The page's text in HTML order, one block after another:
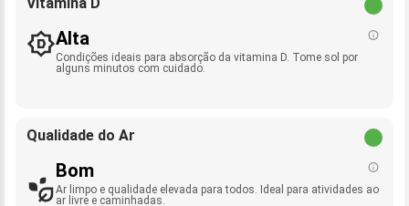
Alta
Condições ideais para absorção da vitamina D. Tome sol por
alguns minutos com cuidado.
Qualidade do Ar
Bom
Ar limpo e qualidade elevada para todos. Ideal para atividades ao
ar livre e caminhadas.